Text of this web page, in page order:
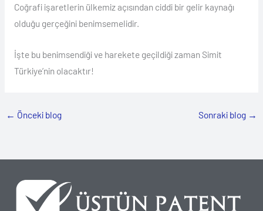
Coğrafi işaretlerin ülkemiz açısından ciddi bir gelir kaynağı
olduğu gerçeğini benimsemelidir.
İşte bu benimsendiği ve harekete geçildiği zaman Simit
Türkiye’nin olacaktır!
← Önceki blog Sonraki blog →